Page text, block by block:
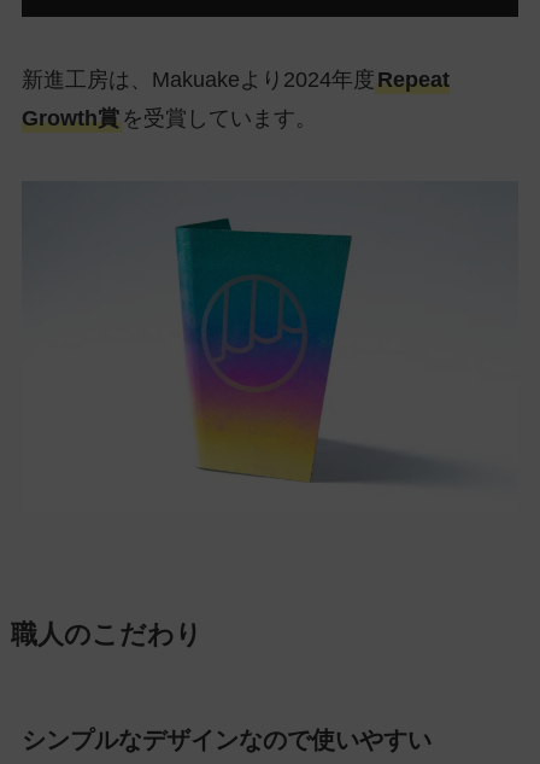
新進工房は、Makuakeより2024年度Repeat
Growth賞を受賞しています。
職人のこだわり
シンプルなデザインなので使いやすい